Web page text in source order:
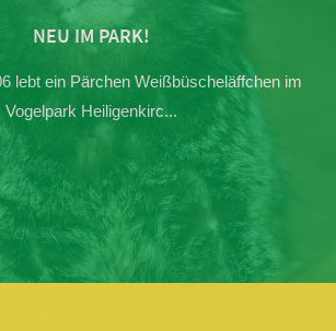
NEU IM PARK!
lebt ein Pärchen Weißbüscheläffchen im
Vogelpark Heiligenkirc...